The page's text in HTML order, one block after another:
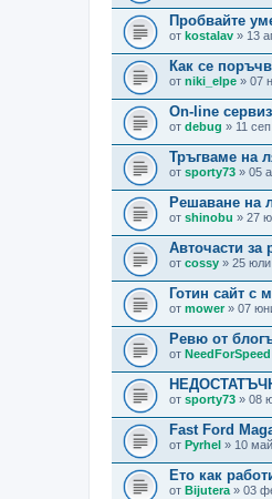
Пробвайте
от kostalav » 13
Как се
от niki_elpe » 07
On-line
от debug » 11
Тръгваме на
от sporty73 » 05
Решаване на
от shinobu » 27
Aвточасти за
от cossy » 25 юли
Готин сайт с
от mower» 07
Ревю от
от NeedForSpeed
от sporty73 » 08
Fast Ford
от Pyrhel » 10
Ето как
от Bijutera» 03